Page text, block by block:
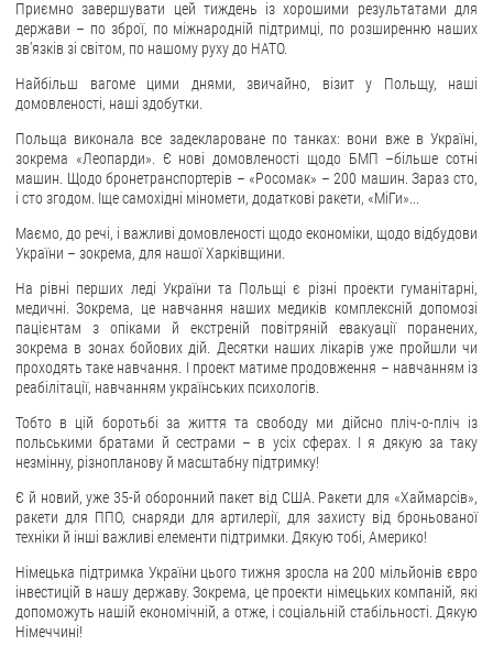
Новини
Drone Deals
Відеогалерея
ЗВЕРНЕННЯ ГРОМАДЯН
Звернення громадян
ДОСТУП ДО ПУБЛІЧНОЇ ІНФОРМАЦІЇ
Організація доступу до публічної інформації
Запит на отримання публічної інформації
Облік публічної інформації
Публічні закупівлі
Внутрішній аудит
ДЕРЖАВНИЙ РЕЄСТР САНКЦІЙ
Приємно завершувати цей тиждень із хорошими результатами для
держави – по зброї, по міжнародній підтримці, по розширенню наших
звʼязків зі світом, по нашому руху до НАТО.
Найбільш вагоме цими днями, звичайно, візит у Польщу, наші
домовленості, наші здобутки.
Польща виконала все задеклароване по танках: вони вже в Україні,
зокрема «Леопарди». Є нові домовленості щодо БМП –більше сотні
машин. Щодо бронетранспортерів – «Росомак» – 200 машин. Зараз сто,
і сто згодом. Іще самохідні міномети, додаткові ракети, «МіГи»...
Маємо, до речі, і важливі домовленості щодо економіки, щодо відбудови
України – зокрема, для нашої Харківщини.
На рівні перших леді України та Польщі є різні проекти гуманітарні,
медичні. Зокрема, це навчання наших медиків комплексній допомозі
пацієнтам з опіками й екстреній повітряній евакуації поранених,
зокрема в зонах бойових дій. Десятки наших лікарів уже пройшли чи
проходять таке навчання. І проект матиме продовження – навчанням із
реабілітації, навчанням українських психологів.
Тобто в цій боротьбі за життя та свободу ми дійсно пліч-о-пліч із
польськими братами й сестрами – в усіх сферах. І я дякую за таку
незмінну, різнопланову й масштабну підтримку!
Є й новий, уже 35-й оборонний пакет від США. Ракети для «Хаймарсів»,
ракети для ППО, снаряди для артилерії, для захисту від броньованої
техніки й інші важливі елементи підтримки. Дякую тобі, Америко!
Німецька підтримка України цього тижня зросла на 200 мільйонів євро
інвестицій в нашу державу. Зокрема, це проекти німецьких компаній, які
допоможуть нашій економічній, а отже, і соціальній стабільності. Дякую
Німеччині!